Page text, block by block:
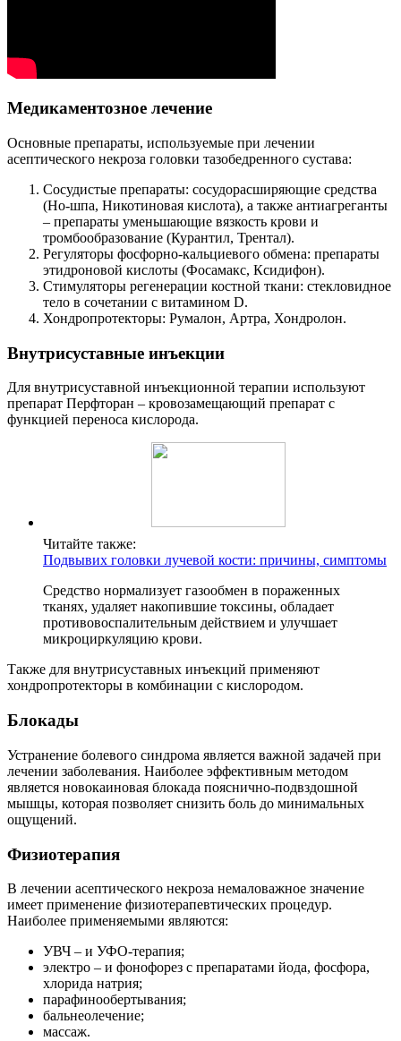
Медикаментозное лечение
Основные препараты, используемые при лечении
асептического некроза головки тазобедренного сустава:
Сосудистые препараты: сосудорасширяющие средства
(Но-шпа, Никотиновая кислота), а также антиагреганты
– препараты уменьшающие вязкость крови и
тромбообразование (Курантил, Трентал).
Регуляторы фосфорно-кальциевого обмена: препараты
этидроновой кислоты (Фосамакс, Ксидифон).
Стимуляторы регенерации костной ткани: стекловидное
тело в сочетании с витамином D.
Хондропротекторы: Румалон, Артра, Хондролон.
Внутрисуставные инъекции
Для внутрисуставной инъекционной терапии используют
препарат Перфторан – кровозамещающий препарат с
функцией переноса кислорода.
Читайте также:
Подвывих головки лучевой кости: причины, симптомы
Средство нормализует газообмен в пораженных
тканях, удаляет накопившие токсины, обладает
противовоспалительным действием и улучшает
микроциркуляцию крови.
Также для внутрисуставных инъекций применяют
хондропротекторы в комбинации с кислородом.
Блокады
Устранение болевого синдрома является важной задачей при
лечении заболевания. Наиболее эффективным методом
является новокаиновая блокада пояснично-подвздошной
мышцы, которая позволяет снизить боль до минимальных
ощущений.
Физиотерапия
В лечении асептического некроза немаловажное значение
имеет применение физиотерапевтических процедур.
Наиболее применяемыми являются:
УВЧ – и УФО-терапия;
электро – и фонофорез с препаратами йода, фосфора,
хлорида натрия;
парафинообертывания;
бальнеолечение;
массаж.